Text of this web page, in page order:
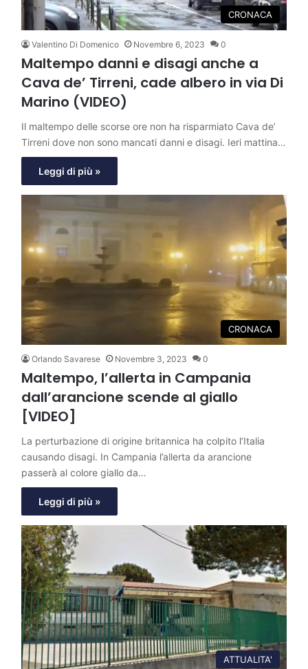
CRONACA
Valentino Di Domenico Novembre 6, 2023 0
Maltempo danni e disagi anche a
Cava de’ Tirreni, cade albero in via Di
Marino (VIDEO)
Il maltempo delle scorse ore non ha risparmiato Cava de’
Tirreni dove non sono mancati danni e disagi. Ieri mattina…
Leggi di più »
CRONACA
Orlando Savarese Novembre 3, 2023 0
Maltempo, l’allerta in Campania
dall’arancione scende al giallo
[VIDEO]
La perturbazione di origine britannica ha colpito l’Italia
causando disagi. In Campania l’allerta da arancione
passerà al colore giallo da…
Leggi di più »
ATTUALITA'